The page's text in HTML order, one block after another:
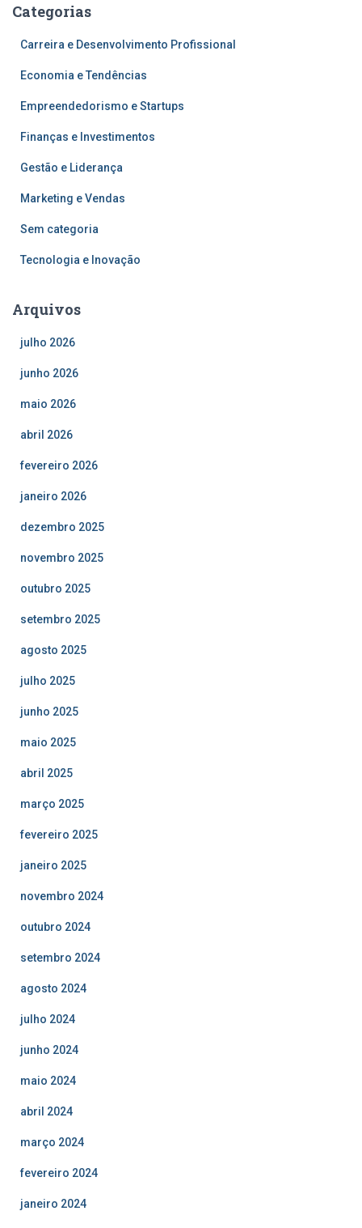
Categorias
Carreira e Desenvolvimento Profissional
Economia e Tendências
Empreendedorismo e Startups
Finanças e Investimentos
Gestão e Liderança
Marketing e Vendas
Sem categoria
Tecnologia e Inovação
Arquivos
julho 2026
junho 2026
maio 2026
abril 2026
fevereiro 2026
janeiro 2026
dezembro 2025
novembro 2025
outubro 2025
setembro 2025
agosto 2025
julho 2025
junho 2025
maio 2025
abril 2025
março 2025
fevereiro 2025
janeiro 2025
novembro 2024
outubro 2024
setembro 2024
agosto 2024
julho 2024
junho 2024
maio 2024
abril 2024
março 2024
fevereiro 2024
janeiro 2024